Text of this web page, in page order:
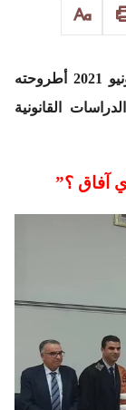
ناقش الطالب سميح بن شريف بتاريخ 04 يونيو 2021 أطروحته
القانونية
آفاق ؟”